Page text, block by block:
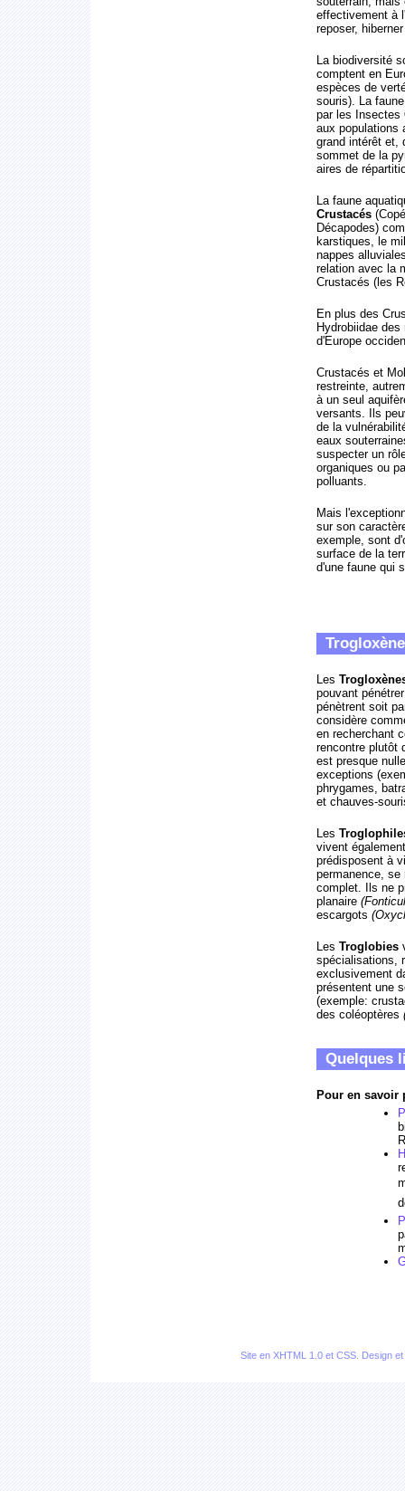
effectivement à
reposer,
La biodiversité
comptent en
espèces de
souris). La
par les Insectes
aux populations
grand intérêt et,
sommet de la
aires de
La faune
Crustacés
Décapodes)
karstiques, le
nappes
relation avec la
Crustacés (les
En plus des
Hydrobiidae
d'Europe
Crustacés et
restreinte,
à un seul
versants. Ils
de la
eaux
suspecter un
organiques ou
polluants.
Mais
sur son
exemple, sont
surface de la
d'une faune qui
Les
pouvant
pénètrent soit
considère
en recherchant
rencontre plutôt
est presque
exceptions
phrygames,
et chauves-
Les
vivent
prédisposent à
permanence, se
complet. Ils ne
planaire
escargots
Les Troglobies
spécialisations,
exclusivement
présentent une
(exemple:
des coléoptères
Quelques
Pour en savoir
Site en XHTML 1.0et CSS. Design